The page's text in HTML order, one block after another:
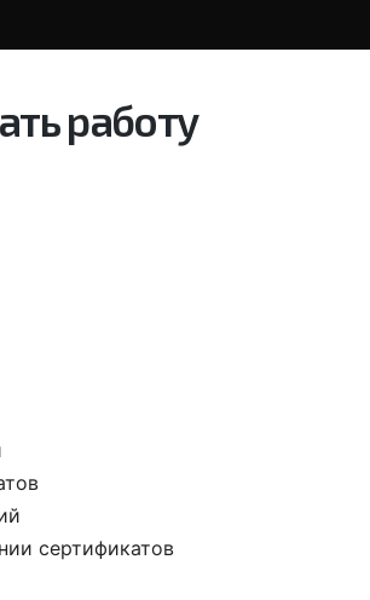
работу
сертификатов